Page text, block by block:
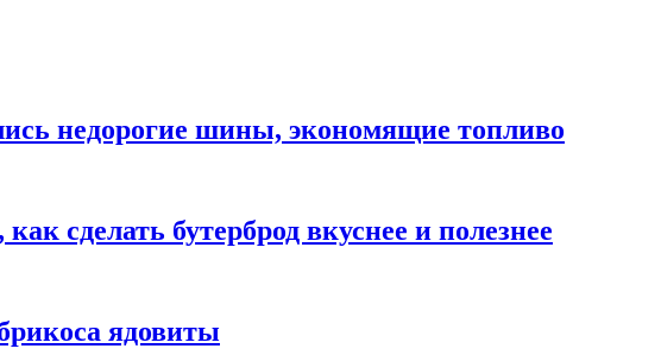
недорогие шины, экономящие топливо
сделать бутерброд вкуснее и полезнее
ядовиты